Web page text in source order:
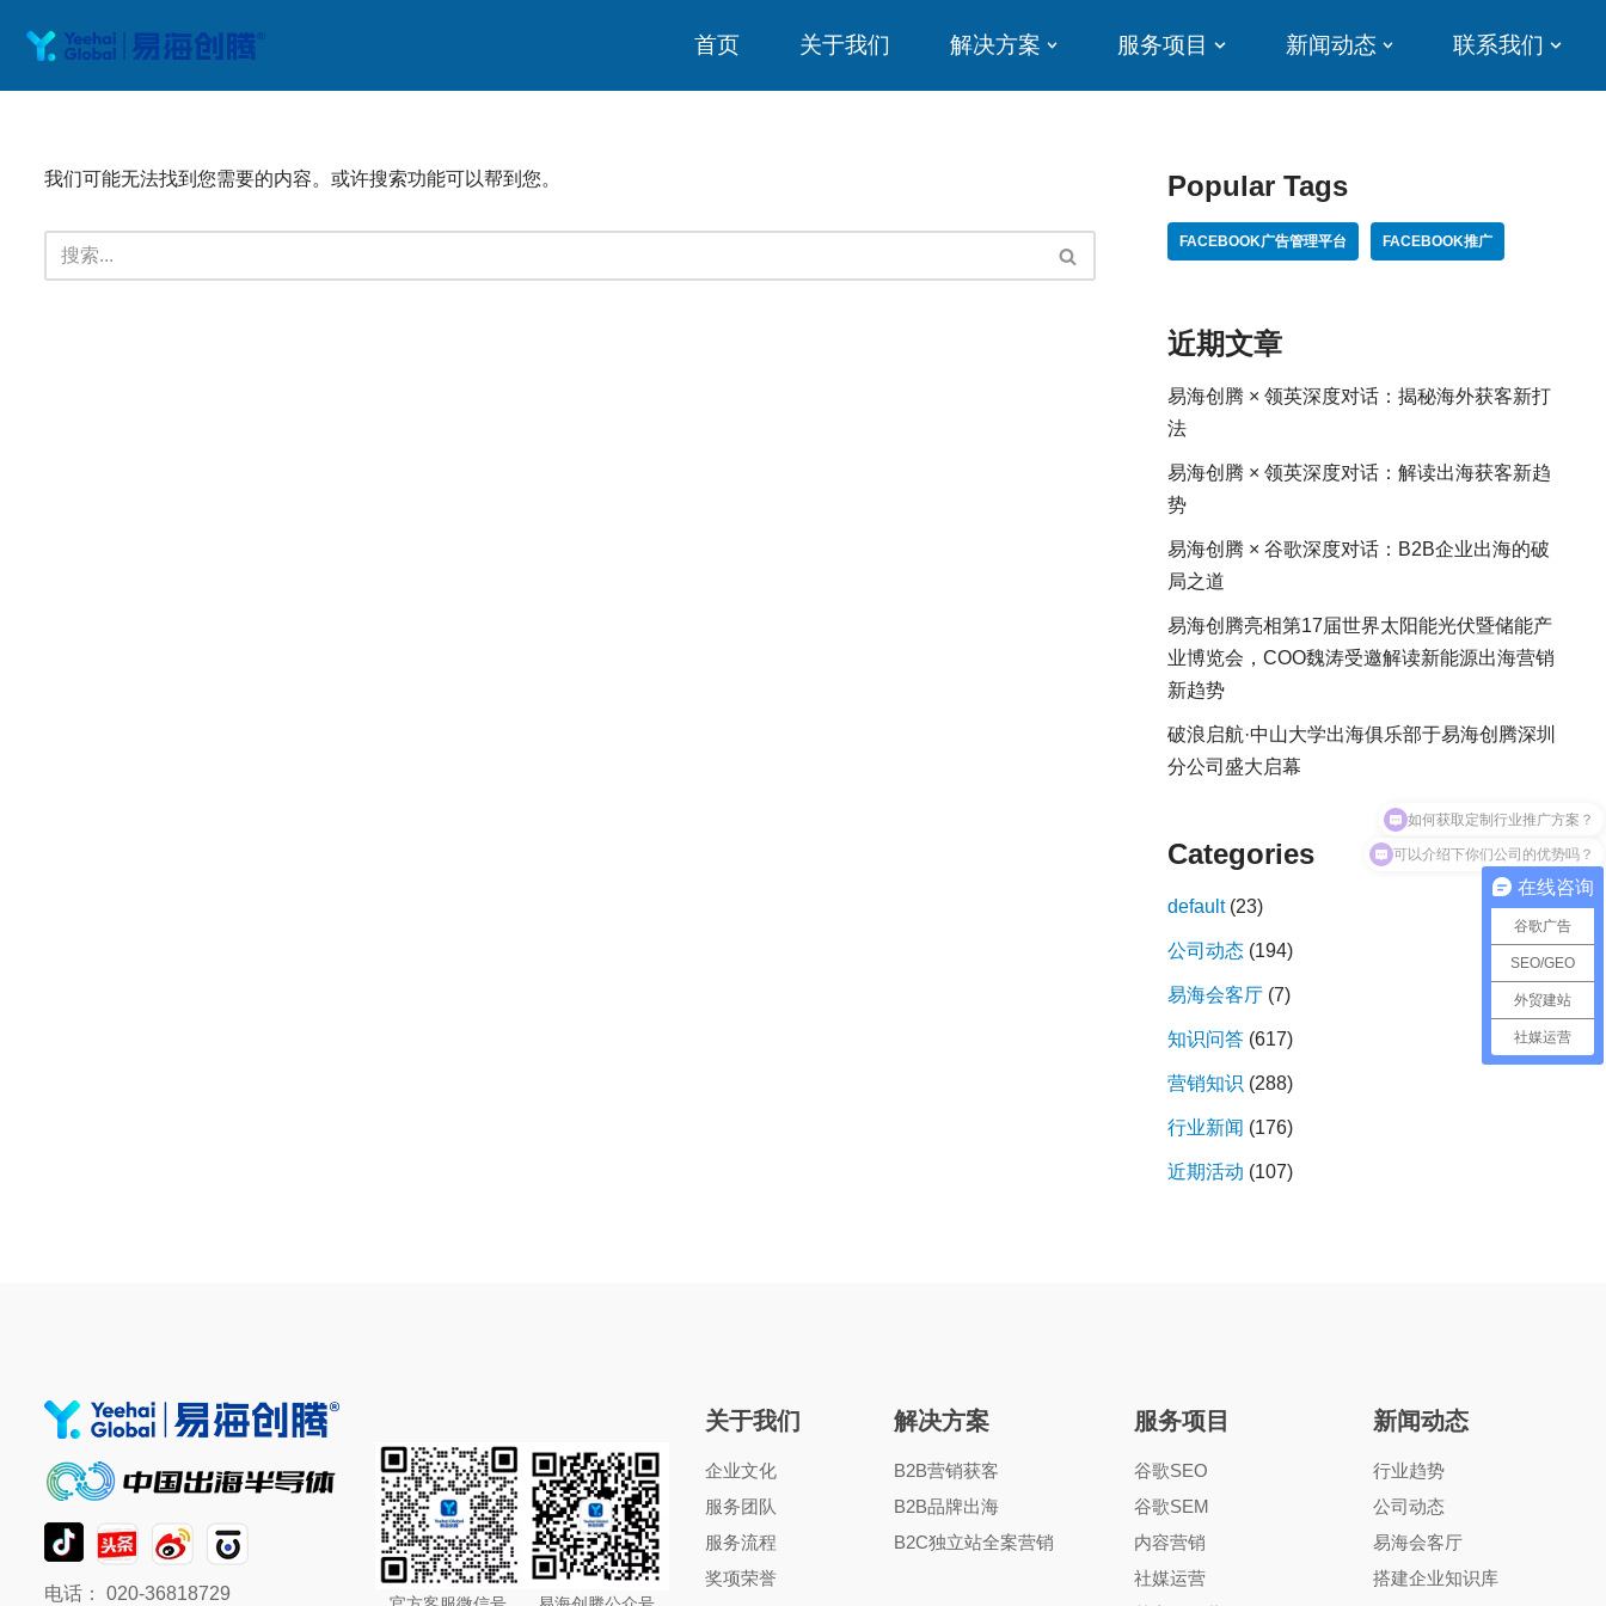
首页 关于我们 解决方案 服务项目 新闻动态 联系我们
我们可能无法找到您需要的内容。或许搜索功能可以帮到您。 Popular Tags
FACEBOOK广告管理平台 FACEBOOK推广
近期文章
易海创腾 × 领英深度对话：揭秘海外获客新打
法
易海创腾 × 领英深度对话：解读出海获客新趋
势
易海创腾 × 谷歌深度对话：B2B企业出海的破
局之道
易海创腾亮相第17届世界太阳能光伏暨储能产
业博览会，COO魏涛受邀解读新能源出海营销
新趋势
破浪启航·中山大学出海俱乐部于易海创腾深圳
分公司盛大启幕
Categories
default(23)
公司动态 (194)
易海会客厅 (7)
知识问答 (617)
营销知识 (288)
行业新闻 (176)
近期活动 (107)
电话： 020-36818729
关于我们
企业文化
服务团队
服务流程
奖项荣誉
解决方案
B2B营销获客
B2B品牌出海
B2C独立站全案营销
服务项目
谷歌SEO
谷歌SEM
内容营销
社媒运营
新闻动态
行业趋势
公司动态
易海会客厅
搭建企业知识库
在线咨询
谷歌广告
SEO/GEO
外贸建站
社媒运营
可以介绍下你们公司的优势吗？